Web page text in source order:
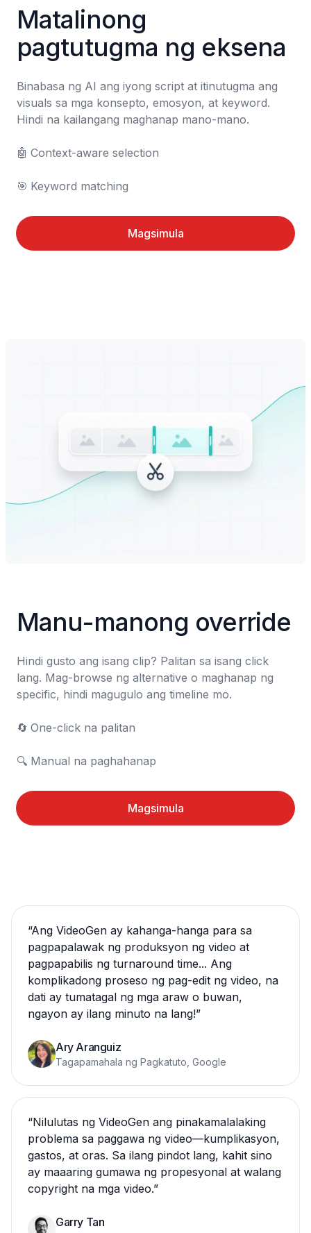
Matalinong
pagtutugma ng eksena
Binabasa ng AI ang iyong script at itinutugma ang
visuals sa mga konsepto, emosyon, at keyword.
Hindi na kailangang maghanap mano-mano.
🤖	Context-aware selection
🎯	Keyword matching
Magsimula
Manu-manong override
Hindi gusto ang isang clip? Palitan sa isang click
lang. Mag-browse ng alternative o maghanap ng
specific, hindi magugulo ang timeline mo.
🔄	One-click na palitan
🔍	Manual na paghahanap
Magsimula
“Ang VideoGen ay kahanga-hanga para sa
pagpapalawak ng produksyon ng video at
pagpapabilis ng turnaround time... Ang
komplikadong proseso ng pag-edit ng video, na
dati ay tumatagal ng mga araw o buwan,
ngayon ay ilang minuto na lang!”
Ary Aranguiz
Tagapamahala ng Pagkatuto, Google
“Nilulutas ng VideoGen ang pinakamalalaking
problema sa paggawa ng video—kumplikasyon,
gastos, at oras. Sa ilang pindot lang, kahit sino
ay maaaring gumawa ng propesyonal at walang
copyright na mga video.”
Garry Tan